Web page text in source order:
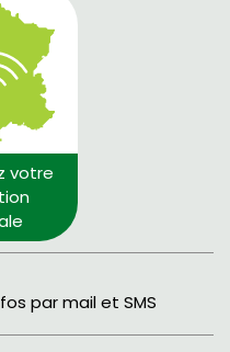
votre
par mail et SMS